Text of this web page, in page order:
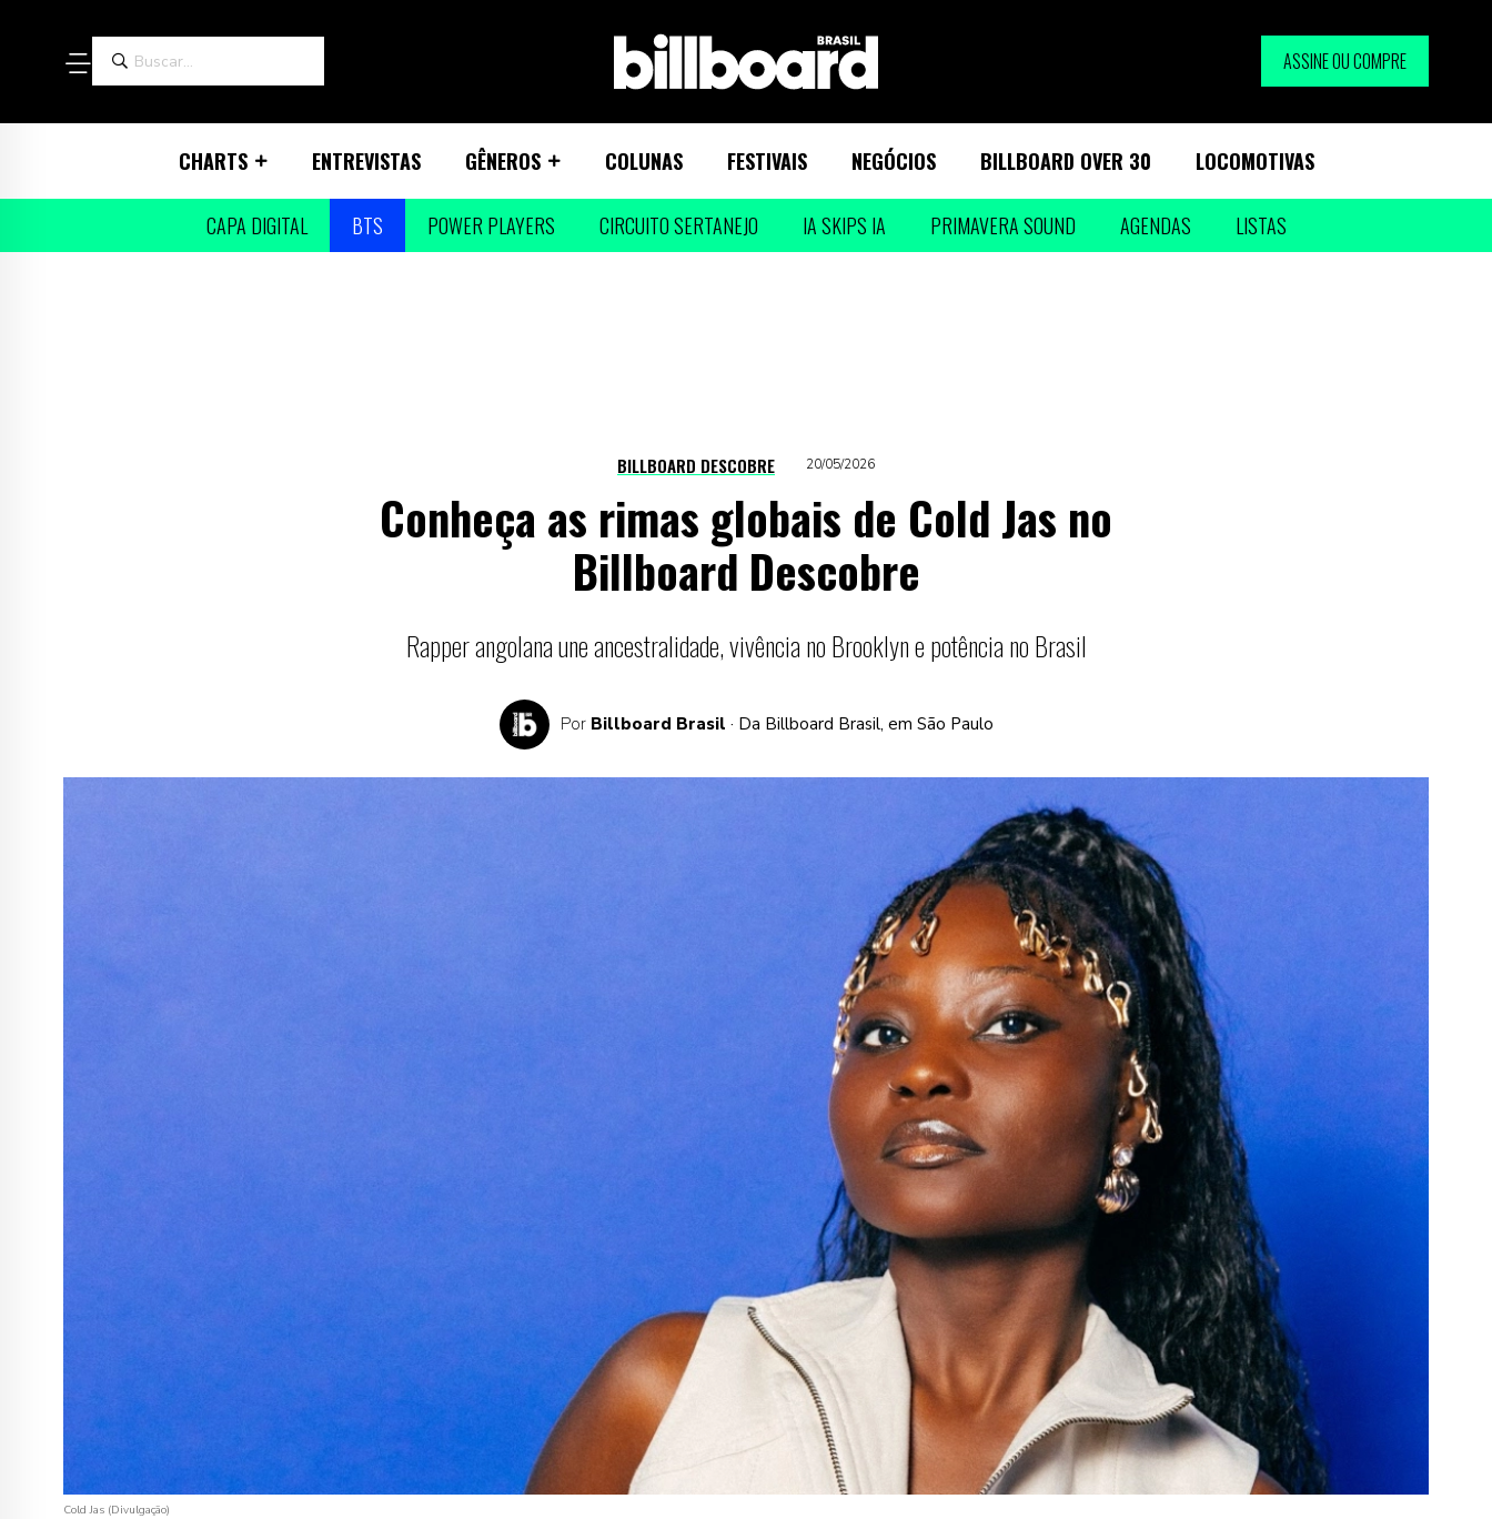
ASSINE OU COMPRE
CHARTS ENTREVISTAS GÊNEROS COLUNAS FESTIVAIS NEGÓCIOS BILLBOARD OVER 30 LOCOMOTIVAS
CAPA DIGITAL BTS POWER PLAYERS CIRCUITO SERTANEJO IA SKIPS IA PRIMAVERA SOUND AGENDAS LISTAS
BILLBOARD DESCOBRE 20/05/2026
Conheça as rimas globais de Cold Jas no
Billboard Descobre
Rapper angolana une ancestralidade, vivência no Brooklyn e potência no Brasil
Por Billboard Brasil · Da Billboard Brasil, em São Paulo
Cold Jas (Divulgação)